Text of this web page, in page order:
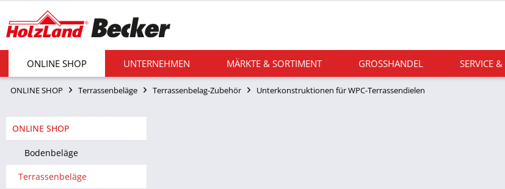
ONLINE SHOP UNTERNEHMEN MÄRKTE & SORTIMENT GROSSHANDEL SERVICE
ONLINE SHOP Terrassenbeläge Terrassenbelag-Zubehör Unterkonstruktionen für WPC-Terrassendielen
ONLINE SHOP
Bodenbeläge
Terrassenbeläge